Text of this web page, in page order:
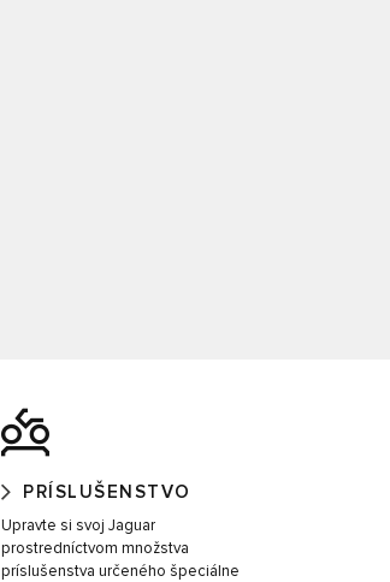
PRÍSLUŠENSTVO
Upravte si svoj Jaguar
prostredníctvom množstva
príslušenstva určeného špeciálne